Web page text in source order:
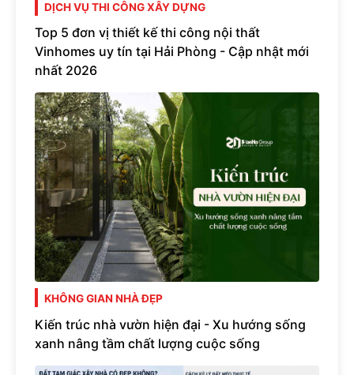
DỊCH VỤ THI CÔNG XÂY DỰNG
Top 5 đơn vị thiết kế thi công nội thất
Vinhomes uy tín tại Hải Phòng - Cập nhật mới
nhất 2026
KHÔNG GIAN NHÀ ĐẸP
Kiến trúc nhà vườn hiện đại - Xu hướng sống
xanh nâng tầm chất lượng cuộc sống